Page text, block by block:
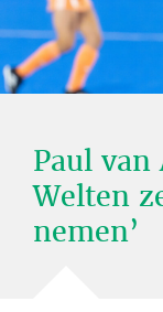
Paul van
Welten
nemen’